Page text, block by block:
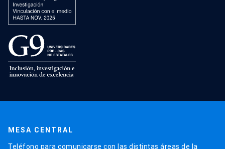
MESA CENTRAL
Teléfono para comunicarse con las distintas áreas de la